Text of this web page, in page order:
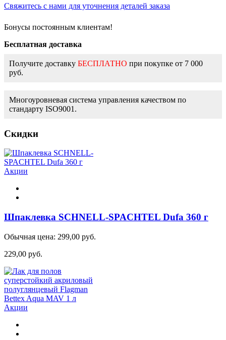
Свяжитесь с нами для уточнения деталей заказа
Бонусы постоянным клиентам!
Бесплатная доставка
Получите доставку БЕСПЛАТНО при покупке от 7 000
руб.
Многоуровневая система управления качеством по
стандарту ISO9001.
Скидки
Акции
Шпаклевка SCHNELL-SPACHTEL Dufa 360 г
Обычная цена: 299,00 руб.
229,00 руб.
Акции